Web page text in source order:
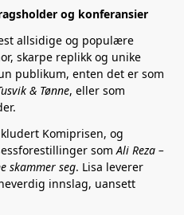
og konferansier
allsidige og populære
skarpe replikk og unike
publikum, enten det er som
& Tønne, eller som
Komiprisen, og
somAli Reza –
skammer seg. Lisa leverer
innslag, uansett